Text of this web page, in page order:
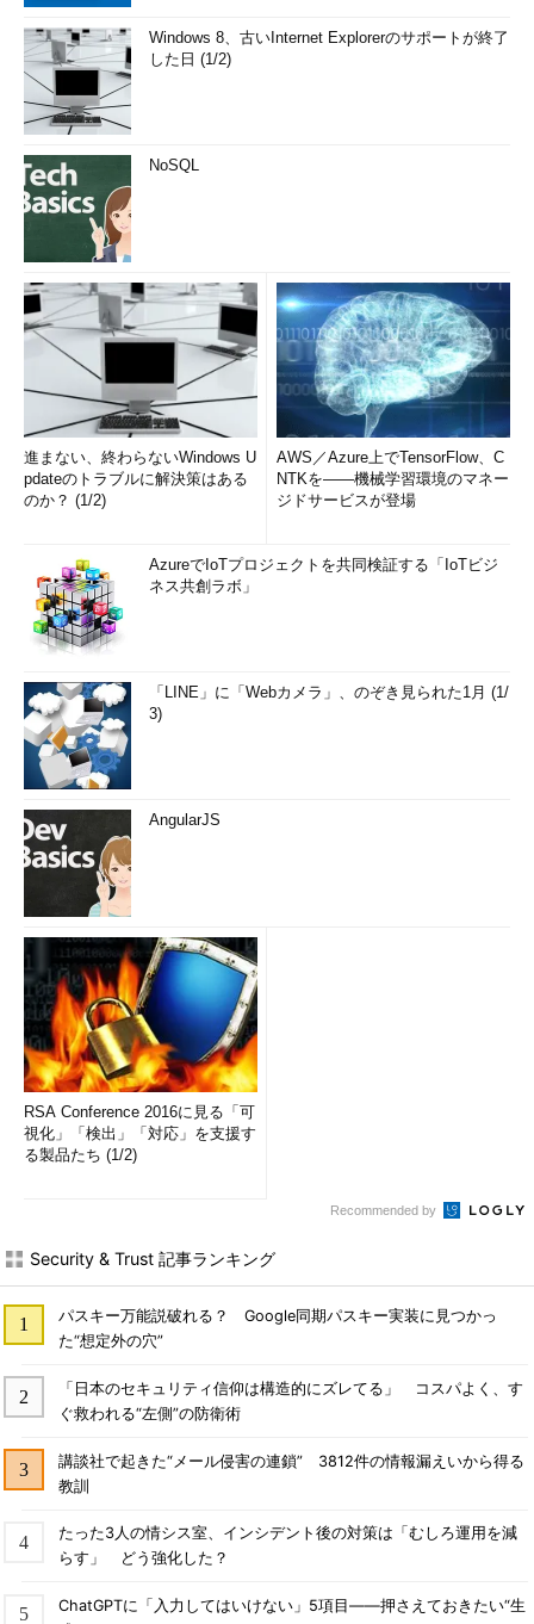
Windows 8、古いInternet Explorerのサポートが終了
した日 (1/2)
NoSQL
進まない、終わらないWindows U
pdateのトラブルに解決策はある
のか？ (1/2)
AWS／Azure上でTensorFlow、C
NTKを――機械学習環境のマネー
ジドサービスが登場
AzureでIoTプロジェクトを共同検証する「IoTビジ
ネス共創ラボ」
「LINE」に「Webカメラ」、のぞき見られた1月 (1/
3)
AngularJS
RSA Conference 2016に見る「可
視化」「検出」「対応」を支援す
る製品たち (1/2)
Recommended by
Security & Trust 記事ランキング
パスキー万能説破れる？ Google同期パスキー実装に見つかっ
た“想定外の穴”
「日本のセキュリティ信仰は構造的にズレてる」 コスパよく、す
ぐ救われる“左側”の防衛術
講談社で起きた“メール侵害の連鎖” 3812件の情報漏えいから得る
教訓
たった3人の情シス室、インシデント後の対策は「むしろ運用を減
らす」 どう強化した？
ChatGPTに「入力してはいけない」5項目――押さえておきたい“生